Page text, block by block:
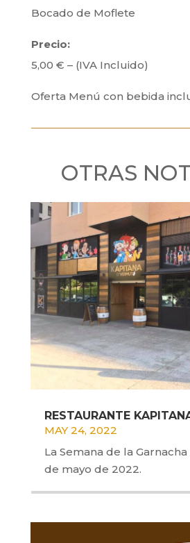
Bocado de Moflete
Precio:
5,00 € – (IVA Incluido)
Oferta Menú con bebida
OTRAS
RESTAURANTE
MAY 24, 2022
La Semana de la
de mayo de 2022.